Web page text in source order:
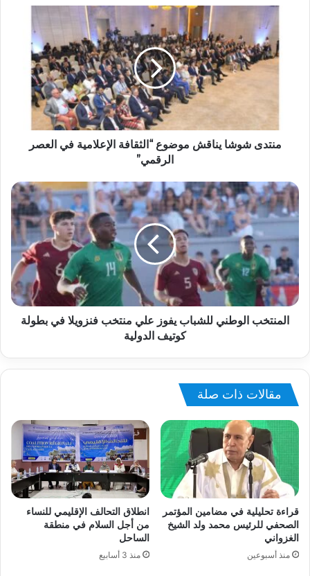
منتدى شوشا يناقش موضوع “الثقافة الإعلامية في العصر
الرقمي”
المنتخب الوطني للشباب يفوز علي منتخب فنزويلا في بطولة
كوتيف الدولية
مقالات ذات صلة
قراءة تحليلية في مضامين المؤتمر
الصحفي للرئيس محمد ولد الشيخ
الغزواني
منذ أسبوعين
انطلاق التحالف الإقليمي للنساء
من أجل السلام في منطقة
الساحل
منذ 3 أسابيع